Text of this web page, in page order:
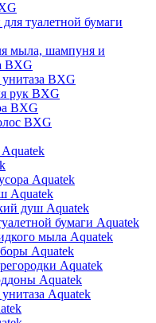
туалетной бумаги
мыла, шампуня и
BXG
BXG
рук BXG
BXG
BXG
Aquatek
Aquatek
душ Aquatek
бумаги Aquatek
мыла Aquatek
Aquatek
Aquatek
Aquatek
Aquatek